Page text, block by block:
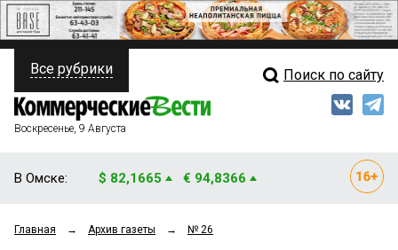
ПОЛИТИКА
ФИНАНСЫ
ОБЩЕСТВО
Свежий выпуск
Все рубрики Поиск по сайту
Воскресенье, 9 Августа
В Омске: $ 82,1665 € 94,8366
Главная → Архив газеты → № 26